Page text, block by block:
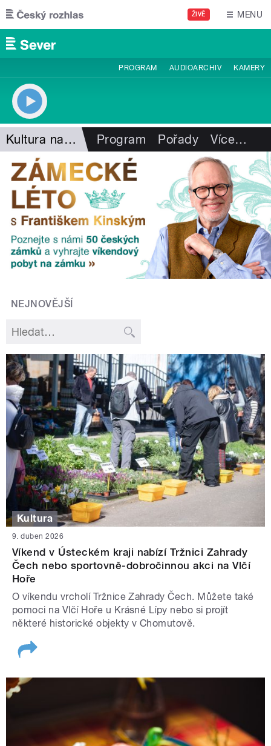
Přejít k hlavnímu obsahu
ŽIVĚ MENU
PROGRAM AUDIOARCHIV KAMERY
Kultura na severu Program Pořady Více…
NEJNOVĚJŠÍ
Kultura
9. duben 2026
Víkend v Ústeckém kraji nabízí Tržnici Zahrady
Čech nebo sportovně-dobročinnou akci na Vlčí
Hoře
O víkendu vrcholí Tržnice Zahrady Čech. Můžete také
pomoci na Vlčí Hoře u Krásné Lípy nebo si projít
některé historické objekty v Chomutově.